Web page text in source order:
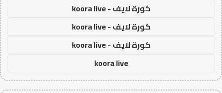
كورة لايف - koora live
كورة لايف - koora live
كورة لايف - koora live
koora live